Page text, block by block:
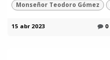
Monseñor Teodoro Gómez
15 abr 2023 0